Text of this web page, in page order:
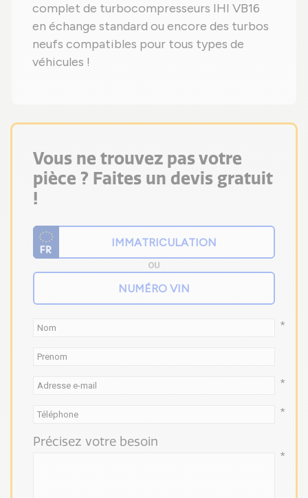
complet de turbocompresseurs IHI VB16
en échange standard ou encore des turbos
neufs compatibles pour tous types de
véhicules !
Vous ne trouvez pas votre
pièce ? Faites un devis gratuit
!
OU
*
*
*
Précisez votre besoin
*